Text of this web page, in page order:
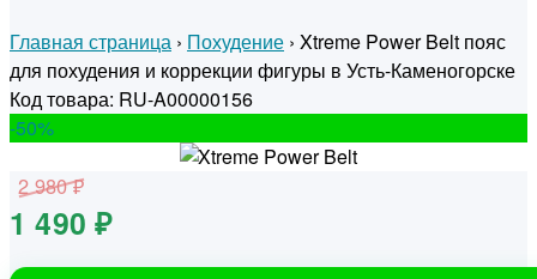
Главная страница › Похудение › Xtreme Power Belt пояс
для похудения и коррекции фигуры в Усть-Каменогорске
Код товара: RU-A00000156
-50%
2 980 ₽
1 490 ₽